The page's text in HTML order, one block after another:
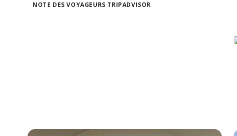
NOTE DES VOYAGEURS TRIPADVISOR